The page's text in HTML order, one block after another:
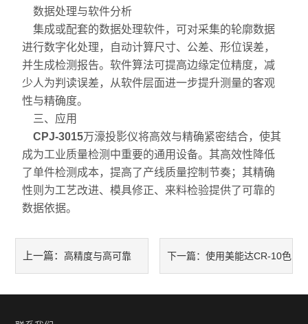
自动测高仪系列
专用IC系列
测量软件系列
仪器仪表
交通运输
光密度计
数据处理与软件分析
集成或配套的数据处理软件，可对采集的轮廓数据
进行数字化处理，自动计算尺寸、公差、形位误差，
并生成检测报告。软件算法可提高边缘定位精度，减
少人为判读误差，从软件层面进一步提升测量的客观
性与精确度。
三、应用
CPJ-3015万濠投影仪将高效与精确紧密结合，使其
成为工业质量检测中重要的通用设备。其高效性降低
了单件检测成本，提高了产线质量控制节奏；其精确
性则为工艺改进、模具修正、来料检验提供了可靠的
数据依据。
上一篇：高精度与高可靠 下一篇： 使用美能达CR-10色